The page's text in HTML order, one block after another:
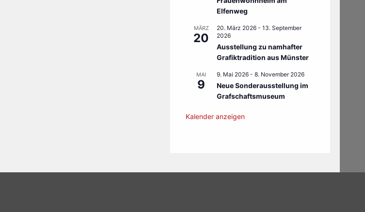
Elfenweg
MÄRZ
20
20. März 2026 - 13. September
2026
Ausstellung zu namhafter
Grafiktradition aus Münster
MAI
9
9. Mai 2026 - 8. November 2026
Neue Sonderausstellung im
Grafschaftsmuseum
Kalender anzeigen